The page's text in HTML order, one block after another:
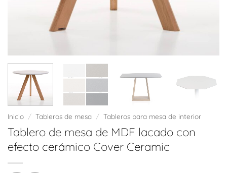
Inicio / Tableros de mesa / Tableros para mesa de interior
Tablero de mesa de MDF lacado con
efecto cerámico Cover Ceramic